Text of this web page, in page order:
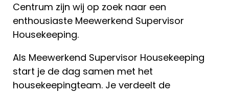
Centrum zijn wij op zoek naar een
enthousiaste Meewerkend Supervisor
Housekeeping.
Als Meewerkend Supervisor Housekeeping
start je de dag samen met het
housekeepingteam. Je verdeelt de